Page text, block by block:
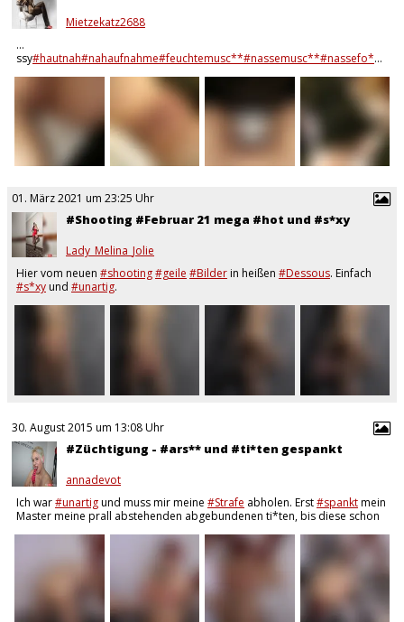
Mietzekatz2688
…
ssy#hautnah#nahaufnahme#feuchtemusc**#nassemusc**#nassefo**e
01. März 2021 um 23:25 Uhr
#Shooting #Februar 21 mega #hot und #s*xy
Lady_Melina_Jolie
Hier vom neuen #shooting#geile #Bilder in heißen #Dessous. Einfach
#s*xy und #unartig.
30. August 2015 um 13:08 Uhr
#Züchtigung - #ars** und #ti*ten gespankt
annadevot
Ich war#unartigund muss mir meine #Strafe abholen. Erst#spanktmein
Master meine prall abstehenden abgebundenen ti*ten, bis diese schon